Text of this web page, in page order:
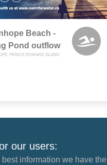
Beach -
Pond outflow
PRINCE EDWARD ISLAND
our users:
information we have the